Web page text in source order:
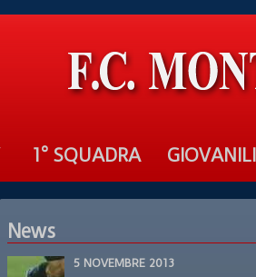
1° SQUADRA GIOVANILI
News
5 NOVEMBRE 2013